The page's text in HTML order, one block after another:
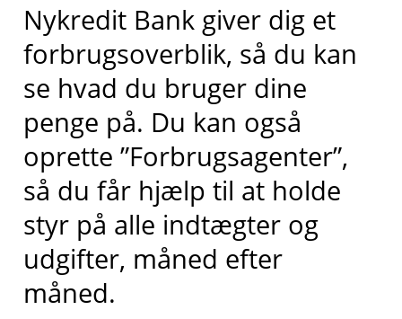
Nykredit Bank giver dig et
forbrugsoverblik, så du kan
se hvad du bruger dine
penge på. Du kan også
oprette ”Forbrugsagenter”,
så du får hjælp til at holde
styr på alle indtægter og
udgifter, måned efter
måned.